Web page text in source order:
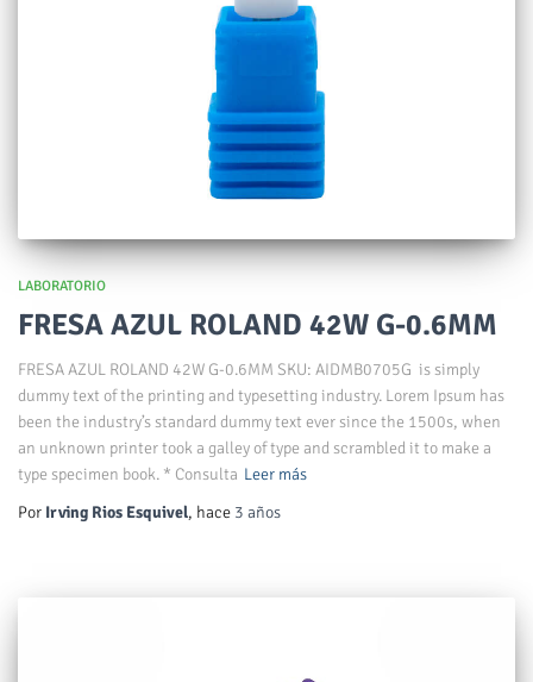
LABORATORIO
FRESA AZUL ROLAND 42W G-0.6MM
FRESA AZUL ROLAND 42W G-0.6MM SKU: AIDMB0705G is simply
dummy text of the printing and typesetting industry. Lorem Ipsum has
been the industry’s standard dummy text ever since the 1500s, when
an unknown printer took a galley of type and scrambled it to make a
type specimen book. * Consulta Leer más
Por Irving Rios Esquivel, hace 3 años